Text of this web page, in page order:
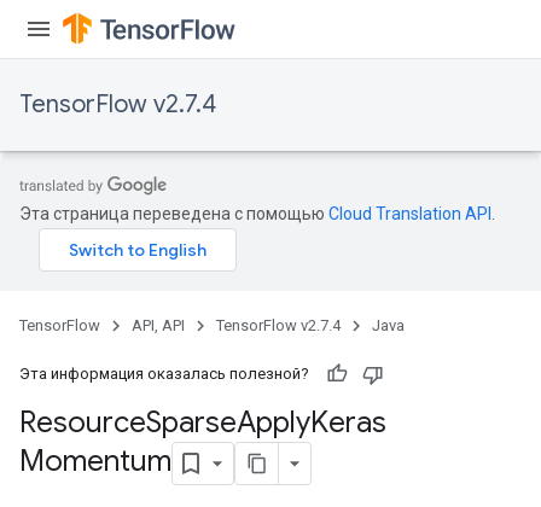
TensorFlow v2.7.4
Эта страница переведена с помощью Cloud Translation API
TensorFlow API, API TensorFlow v2.7.4 Java
Эта информация оказалась полезной?
ResourceSparseApplyKeras
Momentum